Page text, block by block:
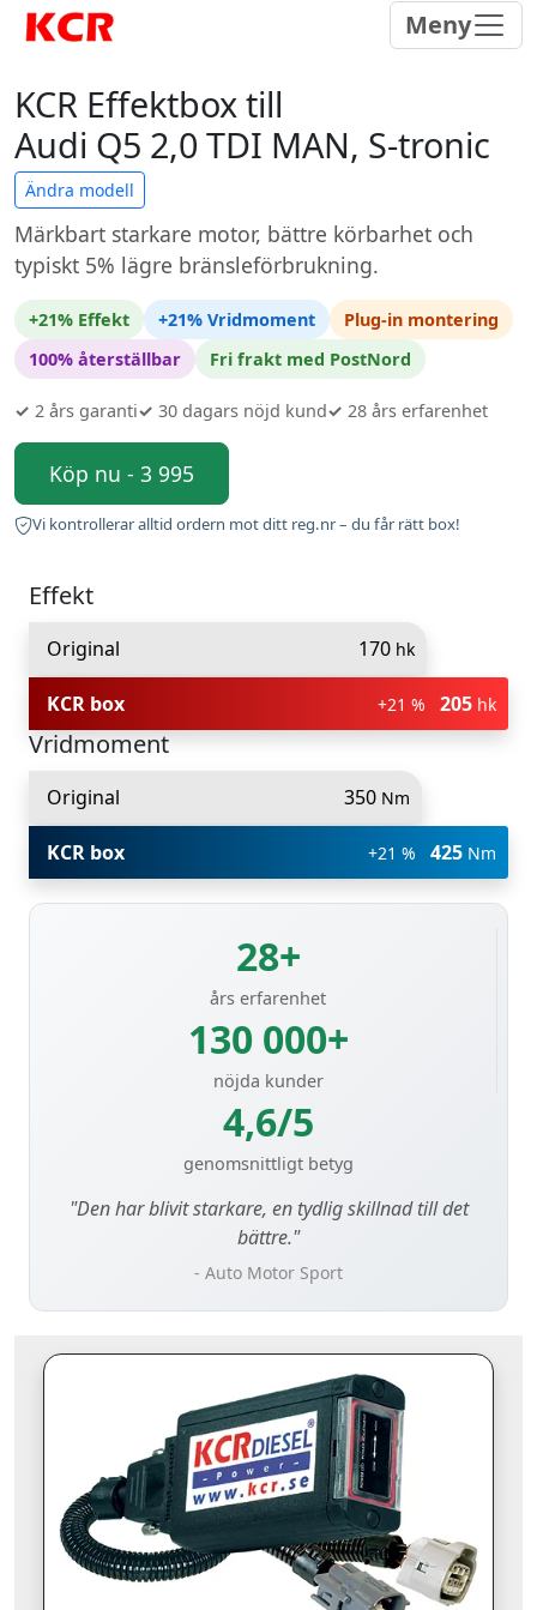
Meny
KCR Effektbox till
Audi Q5 2,0 TDI MAN, S-tronic
Ändra modell
Märkbart starkare motor, bättre körbarhet och
typiskt 5% lägre bränsleförbrukning.
+21% Effekt +21% Vridmoment
Plug-in montering
100% återställbar
Fri frakt med PostNord
✓ 2 års garanti✓ 30 dagars nöjd kund✓ 28 års erfarenhet
Köp nu - 3 995
Vi kontrollerar alltid ordern mot ditt reg.nr – du får rätt box!
Effekt
Original 170 hk
KCR box +21 % 205 hk
Vridmoment
Original 350 Nm
KCR box +21 % 425 Nm
28+
års erfarenhet
130 000+
nöjda kunder
4,6/5
genomsnittligt betyg
"Den har blivit starkare, en tydlig skillnad till det
bättre."
- Auto Motor Sport